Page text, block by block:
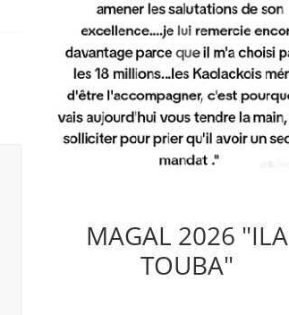
MAGAL 2026 "ILA
TOUBA"